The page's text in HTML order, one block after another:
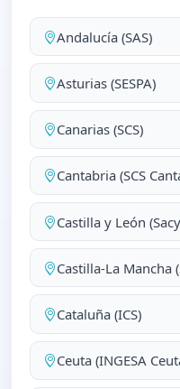
Andalucía (SAS)
Asturias (SESPA)
Canarias (SCS)
Cantabria (SCS
Castilla y León
Castilla-La Mancha
Cataluña (ICS)
Ceuta (INGESA